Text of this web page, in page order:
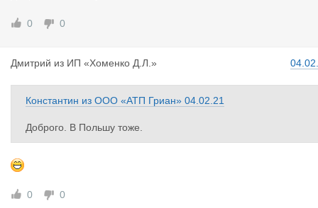
0 0
Дмитрий из ИП «Хоменко Д.Л.»
Константин из ООО «АТП Гриан» 04.02.21
Доброго. В Польшу тоже.
0 0